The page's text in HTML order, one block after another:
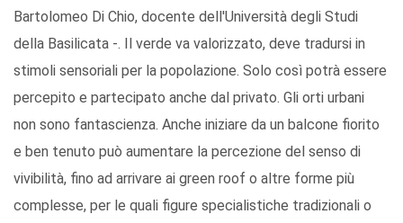
Bartolomeo Di Chio, docente dell'Università degli Studi
della Basilicata -. Il verde va valorizzato, deve tradursi in
stimoli sensoriali per la popolazione. Solo così potrà essere
percepito e partecipato anche dal privato. Gli orti urbani
non sono fantascienza. Anche iniziare da un balcone fiorito
e ben tenuto può aumentare la percezione del senso di
vivibilità, fino ad arrivare ai green roof o altre forme più
complesse, per le quali figure specialistiche tradizionali o